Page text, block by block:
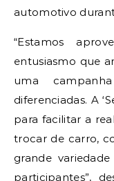
automotivo
“Estamos
entusiasmo que
uma
diferenciadas. A
para facilitar a
trocar de carro,
grande
participantes”,